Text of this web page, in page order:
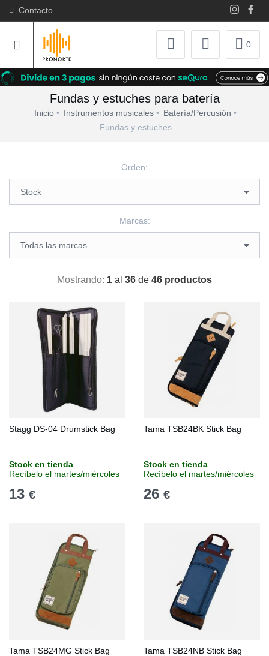
Contacto
0
Fundas y estuches para batería
Inicio Instrumentos musicales
Batería/Percusión
Fundas y estuches
Orden:
Marcas:
Mostrando: 1 al 36 de 46 productos
Stagg DS-04 Drumstick Bag
Stock en tienda
Recíbelo el martes/miércoles
13 €
Tama TSB24BK Stick Bag
Stock en tienda
Recíbelo el martes/miércoles
26 €
Tama TSB24MG Stick Bag Tama TSB24NB Stick Bag